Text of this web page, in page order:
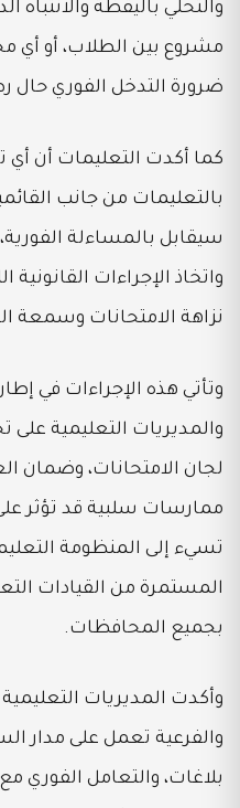
والتحلي باليقظة والانتباه
مشروع بين الطلاب، أو أي
ضرورة التدخل الفوري حال
كما أكدت التعليمات أن أي
بالتعليمات من جانب
سيقابل بالمساءلة
واتخاذ الإجراءات القانونية
نزاهة الامتحانات وسمعة
وتأتي هذه الإجراءات في
والمديريات التعليمية على
لجان الامتحانات، وضمان
ممارسات سلبية قد تؤثر
تسيء إلى المنظومة
المستمرة من القيادات
بجميع المحافظات.
وأكدت المديريات
والفرعية تعمل على مدار
بلاغات، والتعامل